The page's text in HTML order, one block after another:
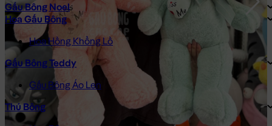
Gấu Bông Noel
Hoa Gấu Bông
Hoa Hồng Khổng Lồ
Gấu Bông Teddy
Gấu Bông Áo Len
Thú Bông